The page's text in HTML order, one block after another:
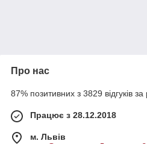
Про нас
87% позитивних з 3829 відгуків за
Працює з 28.12.2018
м. Львів